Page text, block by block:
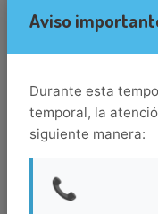
HOTEL
Situado en la Zona
Aviso
Durante esta
temporal, la
siguiente manera:
📞